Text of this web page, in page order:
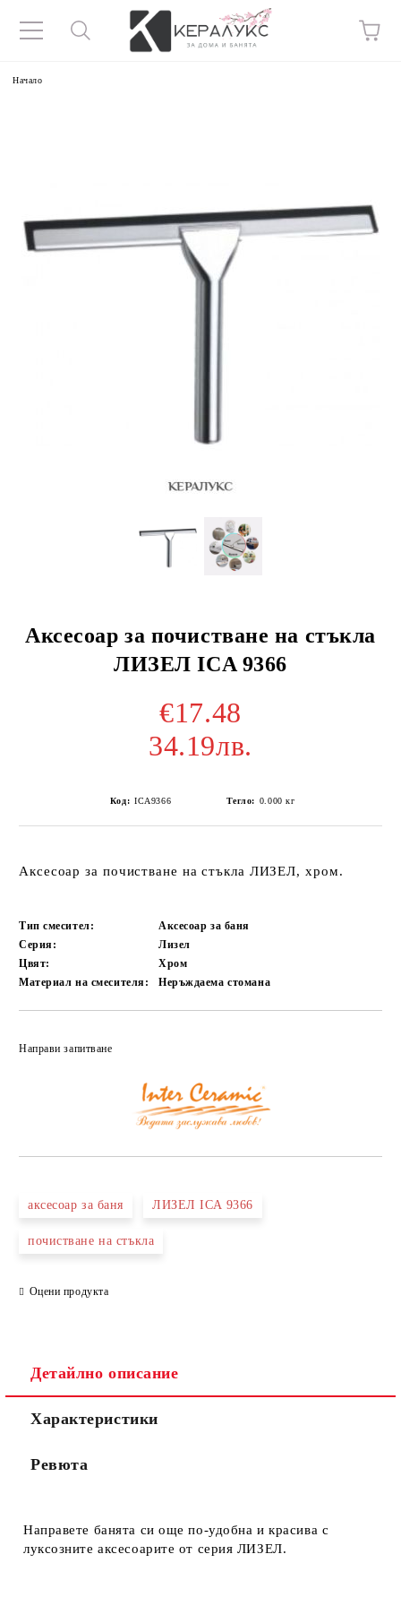
Начало
Аксесоар за почистване на стъкла
ЛИЗЕЛ ICA 9366
€17.48
34.19лв.
Код: ICA9366 Тегло: 0.000 кг
Аксесоар за почистване на стъкла ЛИЗЕЛ, хром.
Тип смесител:
Аксесоар за баня
Серия:
Лизел
Цвят:
Хром
Материал на смесителя:
Неръждаема стомана
Направи запитване
аксесоар за баня ЛИЗЕЛ ICA 9366
почистване на стъкла
Оцени продукта
Детайлно описание
Характеристики
Ревюта
Направете банята си още по-удобна и красива с
луксозните аксесоарите от серия ЛИЗЕЛ.